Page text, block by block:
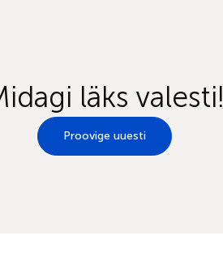
läks valesti!
Proovige uuesti